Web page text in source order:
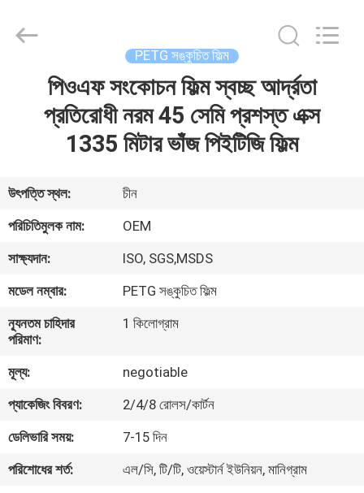
আমাদের
সম্পর্কে
কারখানা
ভ্রমণ
নিয়ন্ত্রণ
যোগাযোগ
করুন
PRODUCTS
CO.,LTD(WUHAN
PETG সঙ্কুচিত ফিল্ম
পিওএফ সংকোচন ফিল্ম স্বচ্ছ আর্দ্রতা
প্রতিরোধী নরম 45 সেমি প্রশস্ত এক্স
1335 মিটার ভাঁজ পিইটিজি ফিল্ম
উৎপত্তি স্থল:
চীন
পরিচিতিমুলক নাম:
OEM
সাক্ষ্যদান:
ISO, SGS,MSDS
মডেল নম্বার:
PETG সঙ্কুচিত ফিল্ম
ন্যূনতম চাহিদার
পরিমাণ:
1 কিলোগ্রাম
মূল্য:
negotiable
প্যাকেজিং বিবরণ:
2/4/8 রোলস/কার্টন
ডেলিভারি সময়:
7-15 দিন
পরিশোধের শর্ত:
এল/সি, টি/টি, ওয়েস্টার্ন ইউনিয়ন, মানিগ্রাম